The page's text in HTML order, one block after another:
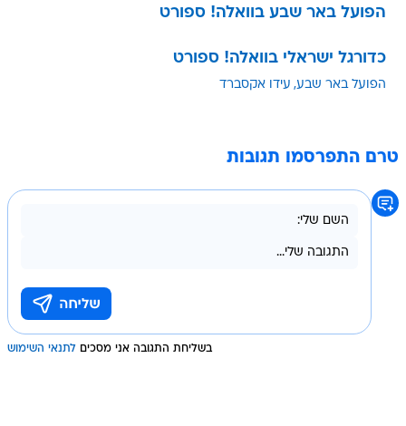
הפועל באר שבע בוואלה! ספורט
כדורגל ישראלי בוואלה! ספורט
הפועל באר שבע עידו אקסברד
טרם התפרסמו תגובות
בשליחת התגובה אני מסכים לתנאי השימוש